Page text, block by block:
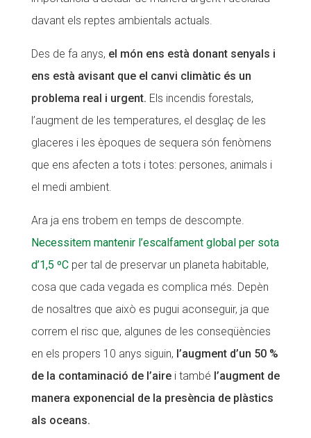
davant els reptes ambientals actuals.
Des de fa anys, el món ens està donant senyals i
ens està avisant que el canvi climàtic és un
problema real i urgent. Els incendis forestals,
l’augment de les temperatures, el desglaç de les
glaceres i les èpoques de sequera són fenòmens
que ens afecten a tots i totes: persones, animals i
el medi ambient.
Ara ja ens trobem en temps de descompte.
Necessitem mantenir l’escalfament global per sota
d’1,5 ºCper tal de preservar un planeta habitable,
cosa que cada vegada es complica més. Depèn
de nosaltres que això es pugui aconseguir, ja que
correm el risc que, algunes de les conseqüències
en els propers 10 anys siguin, l’augment d’un 50 %
de la contaminació de l’airei també l’augment de
manera exponencial de la presència de plàstics
als oceans.
Proposta educativa
Notícies
Butlletins
Diari de la Fundació
Fundesplai als mitjans
COL·LABORA
Fes voluntariat
Fes un donatiu